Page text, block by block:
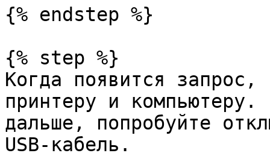
{% endstep %}
{% step %}
Когда появится запрос,
принтеру и компьютеру.
дальше, попробуйте
USB-кабель.